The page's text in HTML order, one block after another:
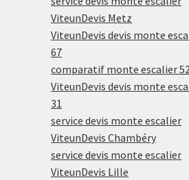
ViteunDevis Metz
ViteunDevis devis monte
67
comparatif monte escalier 52
ViteunDevis devis monte
31
service devis monte escalier
ViteunDevis Chambéry
service devis monte escalier
ViteunDevis Lille